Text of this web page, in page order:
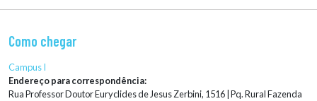
Como chegar
Campus I
Endereço para correspondência:
Rua Professor Doutor Euryclides de Jesus Zerbini, 1516 | Pq. Rural Fazenda